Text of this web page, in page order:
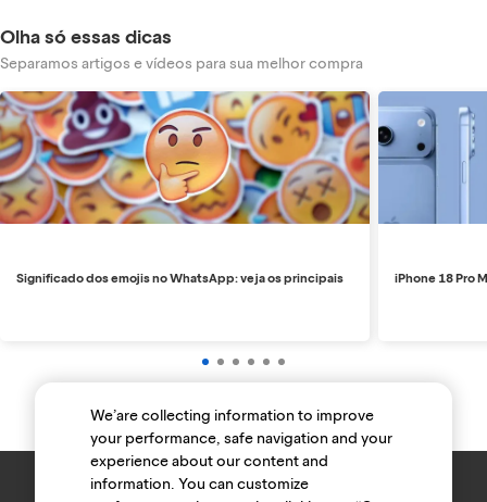
Olha só essas dicas
Separamos artigos e vídeos para sua melhor compra
Significado dos emojis no WhatsApp: veja os principais iPhone 18 Pro
We’are collecting information to improve
your performance, safe navigation and your
experience about our content and
information. You can customize